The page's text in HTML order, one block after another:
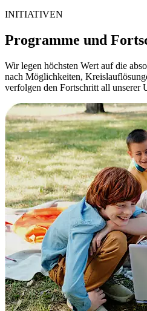
INITIATIVEN
Programme und
Wir legen höchsten Wert auf die
nach Möglichkeiten,
verfolgen den Fortschritt all unserer